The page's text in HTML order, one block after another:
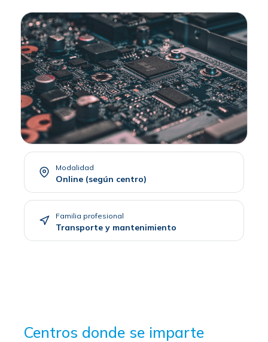
Modalidad
Online (según centro)
Familia profesional
Transporte y mantenimiento
Centros donde se imparte